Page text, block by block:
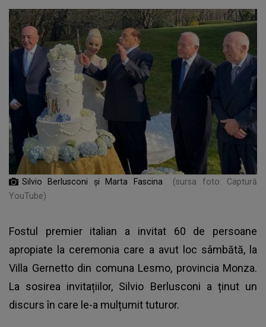
Silvio Berlusconi și Marta Fascina
(sursa foto: Captură
YouTube)
Fostul premier italian a invitat 60 de persoane
apropiate la ceremonia care a avut loc sâmbătă, la
Villa Gernetto din comuna Lesmo, provincia Monza.
La sosirea invitațiilor, Silvio Berlusconi a ținut un
discurs în care le-a mulțumit tuturor.